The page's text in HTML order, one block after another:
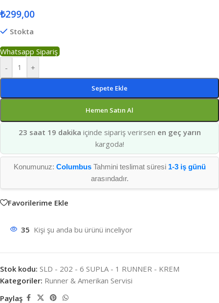
₺299,00
Stokta
Whatsapp Sipariş
-
+
Sepete Ekle
Hemen Satın Al
23 saat 19 dakika içinde sipariş verirsen en geç yarın
kargoda!
Konumunuz: ColumbusTahmini teslimat süresi 1-3 iş günü
arasındadır.
Favorilerime Ekle
35 Kişi şu anda bu ürünü inceliyor
Stok kodu: SLD - 202 - 6 SUPLA - 1 RUNNER - KREM
Kategoriler: Runner & Amerikan Servisi
Paylaş